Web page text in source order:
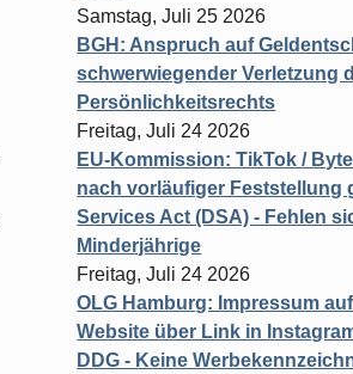
Samstag, Juli 25 2026
BGH: Anspruch auf
schwerwiegender Verletzung
Persönlichkeitsrechts
Freitag, Juli 24 2026
EU-Kommission: TikTok /
nach vorläufiger Feststellung
Services Act (DSA) - Fehlen
Minderjährige
Freitag, Juli 24 2026
OLG Hamburg: Impressum
Website über Link in
DDG - Keine